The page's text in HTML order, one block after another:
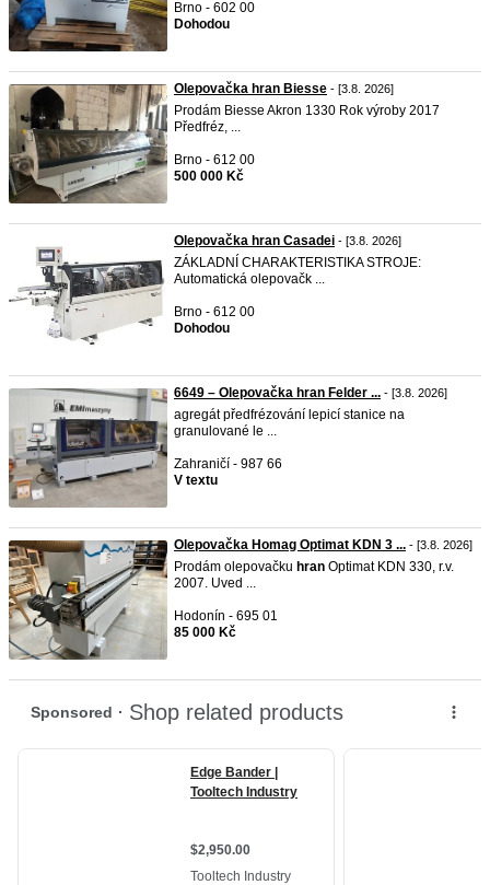
Brno - 602 00
Dohodou
Olepovačka hran Biesse - [3.8. 2026]
Prodám Biesse Akron 1330 Rok výroby 2017
Předfréz, ...
Brno - 612 00
500 000 Kč
Olepovačka hran Casadei - [3.8. 2026]
ZÁKLADNÍ CHARAKTERISTIKA STROJE:
Automatická olepovačk ...
Brno - 612 00
Dohodou
6649 – Olepovačka hran Felder ... - [3.8. 2026]
agregát předfrézování lepicí stanice na
granulované le ...
Zahraničí - 987 66
V textu
Olepovačka Homag Optimat KDN 3 ... - [3.8. 2026]
Prodám olepovačku hran Optimat KDN 330, r.v.
2007. Uved ...
Hodonín - 695 01
85 000 Kč